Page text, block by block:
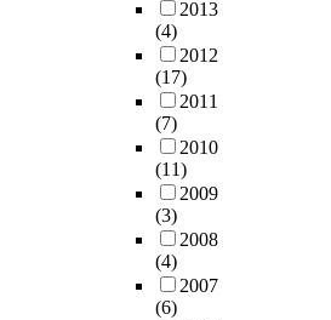
2013
(4)
2012
(17)
2011
(7)
2010
(11)
2009
(3)
2008
(4)
2007
(6)